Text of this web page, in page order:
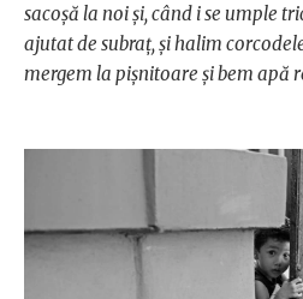
sacoşă la noi şi, când i se umple
ajutat de subraţ, şi halim
mergem la pişnitoare şi bem apă